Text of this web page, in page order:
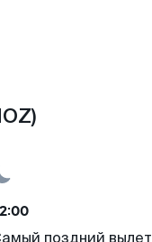
поздний вылет